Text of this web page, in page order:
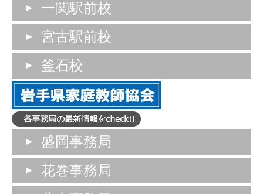
一関駅前校
宮古駅前校
釜石校
盛岡事務局
花巻事務局